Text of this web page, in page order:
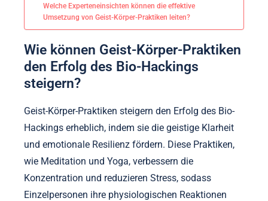
Welche Experteneinsichten können die effektive
Umsetzung von Geist-Körper-Praktiken leiten?
Wie können Geist-Körper-Praktiken
den Erfolg des Bio-Hackings
steigern?
Geist-Körper-Praktiken steigern den Erfolg des Bio-
Hackings erheblich, indem sie die geistige Klarheit
und emotionale Resilienz fördern. Diese Praktiken,
wie Meditation und Yoga, verbessern die
Konzentration und reduzieren Stress, sodass
Einzelpersonen ihre physiologischen Reaktionen